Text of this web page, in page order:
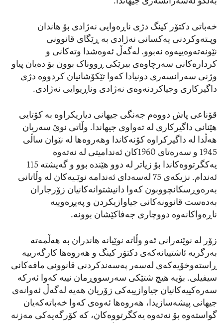
خەباتی دکتۆر کینگ دژی ناڕەوایی نەژادی بۆ هاندان
وپـتەوکردنی یەکسانی نەژادی بە ڕێگای قانوونی
نێونەتەوەییەوە نەبوو. لەگەڵ ئەوەشدا وتەکانی و
کردارەکانی سەرچاوەی بیرێکی ڕووناک بوون بۆ دەیان پیاو
وژنی سەرانسەری دونیادا کەوا تێکۆشانیان کردووە دژی
داگیرکاری وجیاکردنەوەی نەژادی وناڕيوایی نەژادی.
قۆناعی پاش دووەم جەنگی جیهانی دیاریکراوە بە کۆتایی
هێنانی داگیرکاری له تەواوی جیهاندا. وڵاتی نوێ سەریان
هەڵدا لە داگیرکراوە کۆنەکاندا وهەروەها لە نێوان ساڵی
1945 و سەرەتای 1960کان ئەندامیتی لە نەتەوە
یەکگرتووەکاندا بۆ زیاتر لە دوو هێندە بوو و گەیشتە 115
ئەندام. نزیکەی 75 لەسەدای ئەندامە نوێـیەکان لە وڵاتانی
بەرەوڕسکانچووبون کەوا دانیشتوانەکانیان زۆرجاران
بەدەست قانوونەکانی جیاوازیکردن و پەیڕەوییە
ناڕەواکانەوە دووچاری جەفاکێشان بوونە.
زۆر لە نوێنەرانی ئەو وڵاتە نوێیانە هاندران بە هەڵمەتە
بەرگریە ئاشتییانەکەی دکتۆر کینگ و هەروەها کارگەرییە
ڕاستەوخۆیەکەی لەسەر پەسەندکردنی قانوونی مافەکانی
سیفیلی. بۆیە هیچ شتێکی سەرسووڕمان نییە کەوا ئەرکە
سەرەکییەکانیان جیاوازییەکی زۆریان هەیە لەگەڵ ئەوانەی
جیهانی پیشەسازیدا، هەروەها ئەوەی کەوا خەباتەکەیان
گواستەوە بۆ نەتەوە یەکگرتووەکان، کە کۆرگەیەکی مەزنە